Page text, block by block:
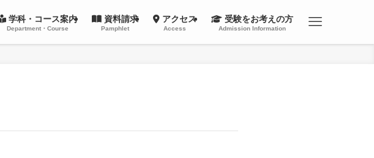
学科・コース案内
Department・Course
資料請求
Pamphlet
アクセス
Access
受験をお考えの方
Admission Information